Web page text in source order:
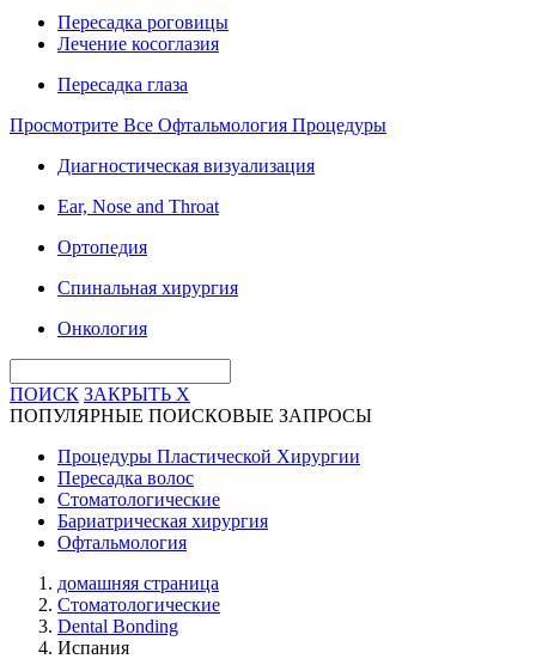
Пересадка роговицы
Лечение косоглазия
Пересадка глаза
Просмотрите Все Офтальмология Процедуры
Диагностическая визуализация
Ear, Nose and Throat
Ортопедия
Спинальная хирургия
Онкология
ПОИСК ЗАКРЫТЬ X
ПОПУЛЯРНЫЕ ПОИСКОВЫЕ ЗАПРОСЫ
Процедуры Пластической Хирургии
Пересадка волос
Стоматологические
Бариатрическая хирургия
Офтальмология
домашняя страница
Стоматологические
Dental Bonding
Испания